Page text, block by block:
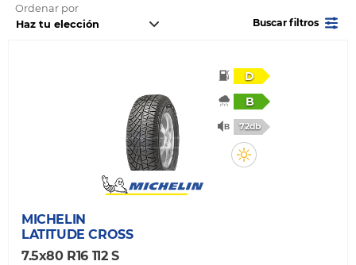
Ordenar por
Buscar filtros
D
B
72db
MICHELIN
LATITUDE CROSS
7.5x80 R16 112 S